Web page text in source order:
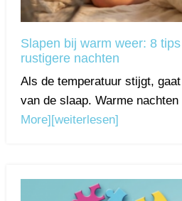
Slapen bij warm weer: 8
rustigere nachten
Als de temperatuur stijgt,
van de slaap. Warme
More] [weiterlesen]